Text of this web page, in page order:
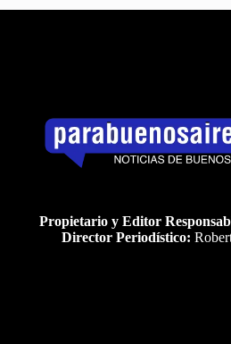
Propietario y Editor
Director Periodístico: